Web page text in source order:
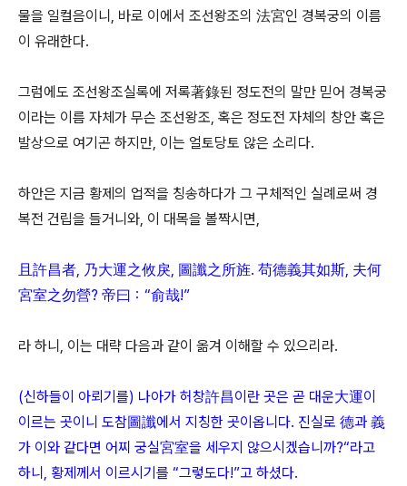
물을 일컬음이니, 바로 이에서 조선왕조의 法宮인 경복궁의 이름
이 유래한다.
그럼에도 조선왕조실록에 저록著錄된 정도전의 말만 믿어 경복궁
이라는 이름 자체가 무슨 조선왕조, 혹은 정도전 자체의 창안 혹은
발상으로 여기곤 하지만, 이는 얼토당토 않은 소리다.
하안은 지금 황제의 업적을 칭송하다가 그 구체적인 실례로써 경
복전 건립을 들거니와, 이 대목을 볼짝시면,
且許昌者, 乃大運之攸戾, 圖讖之所旌. 苟德義其如斯, 夫何
宮室之勿營? 帝曰：“俞哉!”
라 하니, 이는 대략 다음과 같이 옮겨 이해할 수 있으리라.
(신하들이 아뢰기를) 나아가 허창許昌이란 곳은 곧 대운大運이
이르는 곳이니 도참圖讖에서 지칭한 곳이옵니다. 진실로 德과 義
가 이와 같다면 어찌 궁실宮室을 세우지 않으시겠습니까?“라고
하니, 황제께서 이르시기를 “그렇도다!”고 하셨다.